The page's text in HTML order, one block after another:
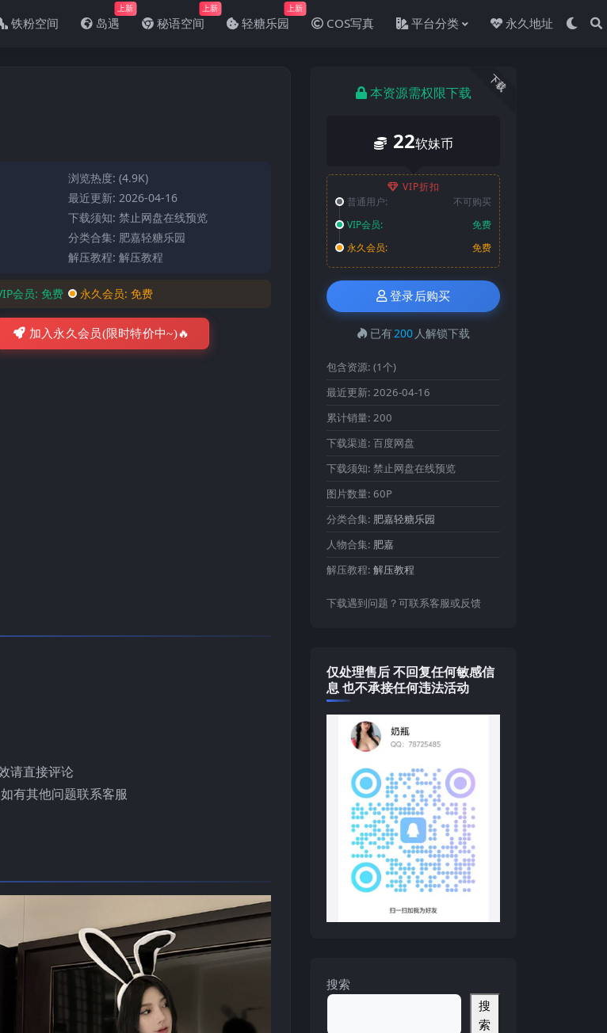
铁粉空间 岛遇
上新
秘语空间
上新
轻糖乐园
上新
COS写真 平台分类 永久地址
浏览热度: (4.9K)
最近更新: 2026-04-16
下载须知: 禁止网盘在线预览
分类合集: 肥嘉轻糖乐园
解压教程: 解压教程
会员: 免费 永久会员:免费
加入永久会员(限时特价中~)🔥
请直接评论
有其他问题联系客服
下载
本资源需权限下载
22软妹币
VIP折扣
普通用户:
不可购买
VIP会员:
免费
永久会员:
免费
登录后购买
已有200 人解锁下载
包含资源: (1个)
最近更新: 2026-04-16
累计销量: 200
下载渠道: 百度网盘
下载须知: 禁止网盘在线预览
图片数量: 60P
分类合集: 肥嘉轻糖乐园
人物合集: 肥嘉
解压教程: 解压教程
下载遇到问题？可联系客服或反馈
仅处理售后 不回复任何敏感信
息 也不承接任何违法活动
搜索
搜
索